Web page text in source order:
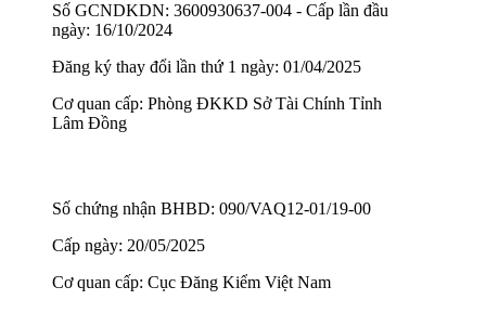
Số GCNDKDN: 3600930637-004 - Cấp lần đầu
ngày: 16/10/2024
Đăng ký thay đổi lần thứ 1 ngày: 01/04/2025
Cơ quan cấp: Phòng ĐKKD Sở Tài Chính Tỉnh
Lâm Đồng
Số chứng nhận BHBD: 090/VAQ12-01/19-00
Cấp ngày: 20/05/2025
Cơ quan cấp: Cục Đăng Kiểm Việt Nam